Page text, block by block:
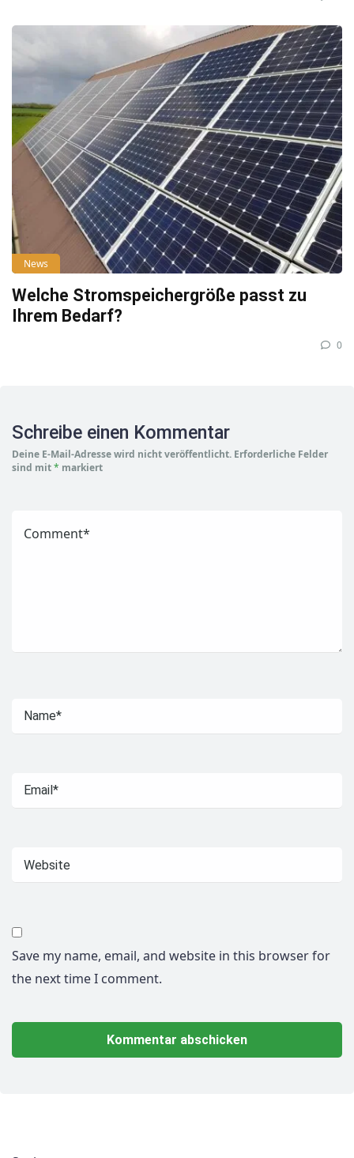
News
Welche Stromspeichergröße passt zu
Ihrem Bedarf?
0
Schreibe einen Kommentar
Deine E-Mail-Adresse wird nicht veröffentlicht. Erforderliche Felder
sind mit* markiert
Save my name, email, and website in this browser for
the next time I comment.